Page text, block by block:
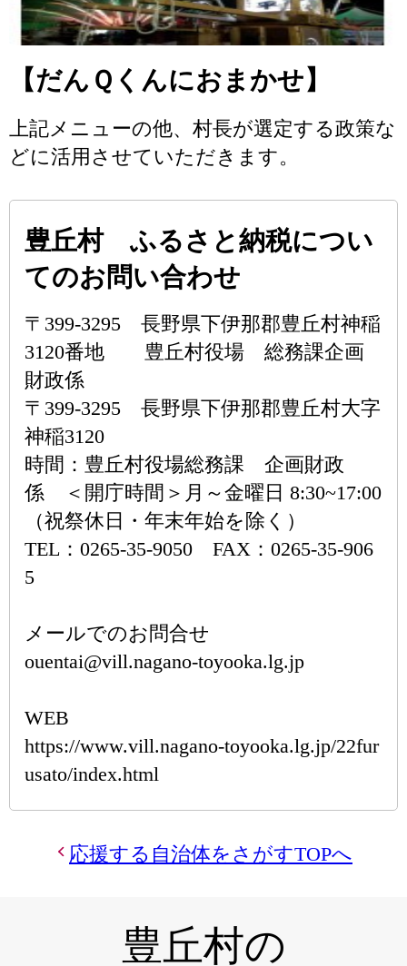
【だんＱくんにおまかせ】
上記メニューの他、村長が選定する政策な
どに活用させていただきます。
豊丘村 ふるさと納税につい
てのお問い合わせ
〒399-3295 長野県下伊那郡豊丘村神稲
3120番地 豊丘村役場 総務課企画
財政係
〒399-3295 長野県下伊那郡豊丘村大字
神稲3120
時間：豊丘村役場総務課 企画財政
係 ＜開庁時間＞月～金曜日 8:30~17:00
（祝祭休日・年末年始を除く）
TEL：0265-35-9050 FAX：0265-35-906
5
メールでのお問合せ
ouentai@vill.nagano-toyooka.lg.jp
WEB
https://www.vill.nagano-toyooka.lg.jp/22fur
usato/index.html
応援する自治体をさがすTOPへ
豊丘村の